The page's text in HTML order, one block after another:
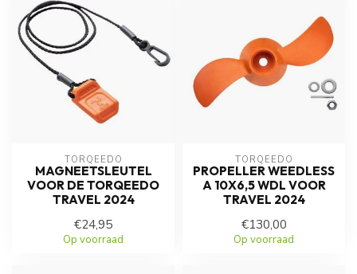
TORQEEDO
MAGNEETSLEUTEL
VOOR DE TORQEEDO
TRAVEL 2024
€24,95
Op voorraad
TORQEEDO
PROPELLER WEEDLESS
A 10X6,5 WDL VOOR
TRAVEL 2024
€130,00
Op voorraad